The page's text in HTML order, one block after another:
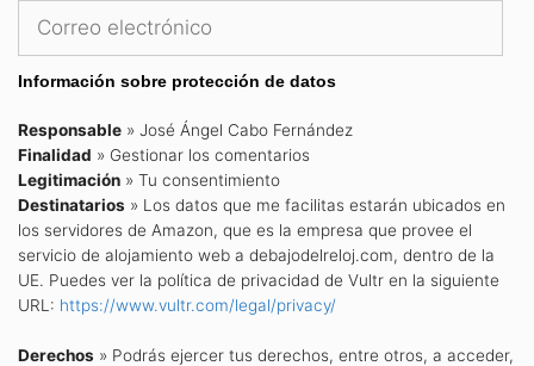
Correo
Información sobre protección de datos
Responsable » José Ángel Cabo Fernández
Finalidad » Gestionar los comentarios
Legitimación » Tu consentimiento
Destinatarios » Los datos que me facilitas estarán ubicados en
los servidores de Amazon, que es la empresa que provee el
servicio de alojamiento web a debajodelreloj.com, dentro de la
UE. Puedes ver la política de privacidad de Vultr en la siguiente
URL: https://www.vultr.com/legal/privacy/
Derechos » Podrás ejercer tus derechos, entre otros, a acceder,